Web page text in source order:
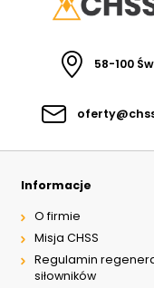
58-100
Informacje
O firmie
Misja CHSS
Regulamin
siłowników